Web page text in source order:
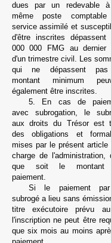
dues par un redevable
même poste
service assimilé et
d'être inscrites dépassent
000 000 FMG au dernier
d'un trimestre civil. Les
qui ne dépassent
montant minimum
également être inscrites.
5. En cas de
avec subrogation, le
aux droits du Trésor est
des obligations et
mises par le présent article
charge de l'administration,
que soit le montant
paiement.
Si le paiement
subrogé a lieu sans
titre exécutoire prévu
l'inscription ne peut être
que six mois au moins